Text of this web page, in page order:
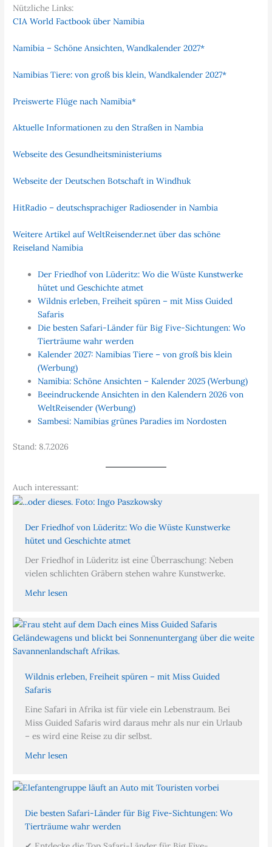
Nützliche Links:
CIA World Factbook über Namibia
Namibia – Schöne Ansichten, Wandkalender 2027*
Namibias Tiere: von groß bis klein, Wandkalender 2027*
Preiswerte Flüge nach Namibia*
Aktuelle Informationen zu den Straßen in Nambia
Webseite des Gesundheitsministeriums
Webseite der Deutschen Botschaft in Windhuk
HitRadio – deutschsprachiger Radiosender in Nambia
Weitere Artikel auf WeltReisender.net über das schöne
Reiseland Namibia
Der Friedhof von Lüderitz: Wo die Wüste Kunstwerke
hütet und Geschichte atmet
Wildnis erleben, Freiheit spüren – mit Miss Guided
Safaris
Die besten Safari-Länder für Big Five-Sichtungen: Wo
Tierträume wahr werden
Kalender 2027: Namibias Tiere – von groß bis klein
(Werbung)
Namibia: Schöne Ansichten – Kalender 2025 (Werbung)
Beeindruckende Ansichten in den Kalendern 2026 von
WeltReisender (Werbung)
Sambesi: Namibias grünes Paradies im Nordosten
Stand: 8.7.2026
Auch interessant:
Der Friedhof von Lüderitz: Wo die Wüste Kunstwerke
hütet und Geschichte atmet
Der Friedhof in Lüderitz ist eine Überraschung: Neben
vielen schlichten Gräbern stehen wahre Kunstwerke.
Mehr lesen
Wildnis erleben, Freiheit spüren – mit Miss Guided
Safaris
Eine Safari in Afrika ist für viele ein Lebenstraum. Bei
Miss Guided Safaris wird daraus mehr als nur ein Urlaub
– es wird eine Reise zu dir selbst.
Mehr lesen
Die besten Safari-Länder für Big Five-Sichtungen: Wo
Tierträume wahr werden